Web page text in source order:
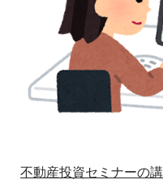
不動産投資セミナーの